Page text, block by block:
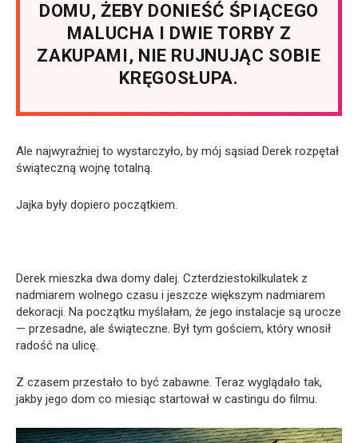
DOMU, ŻEBY DONIEŚĆ ŚPIĄCEGO
MALUCHA I DWIE TORBY Z
ZAKUPAMI, NIE RUJNUJĄC SOBIE
KRĘGOSŁUPA.
Ale najwyraźniej to wystarczyło, by mój sąsiad Derek rozpętał
świąteczną wojnę totalną.
Jajka były dopiero początkiem.
Derek mieszka dwa domy dalej. Czterdziestokilkulatek z
nadmiarem wolnego czasu i jeszcze większym nadmiarem
dekoracji. Na początku myślałam, że jego instalacje są urocze
— przesadne, ale świąteczne. Był tym gościem, który wnosił
radość na ulicę.
Z czasem przestało to być zabawne. Teraz wyglądało tak,
jakby jego dom co miesiąc startował w castingu do filmu.